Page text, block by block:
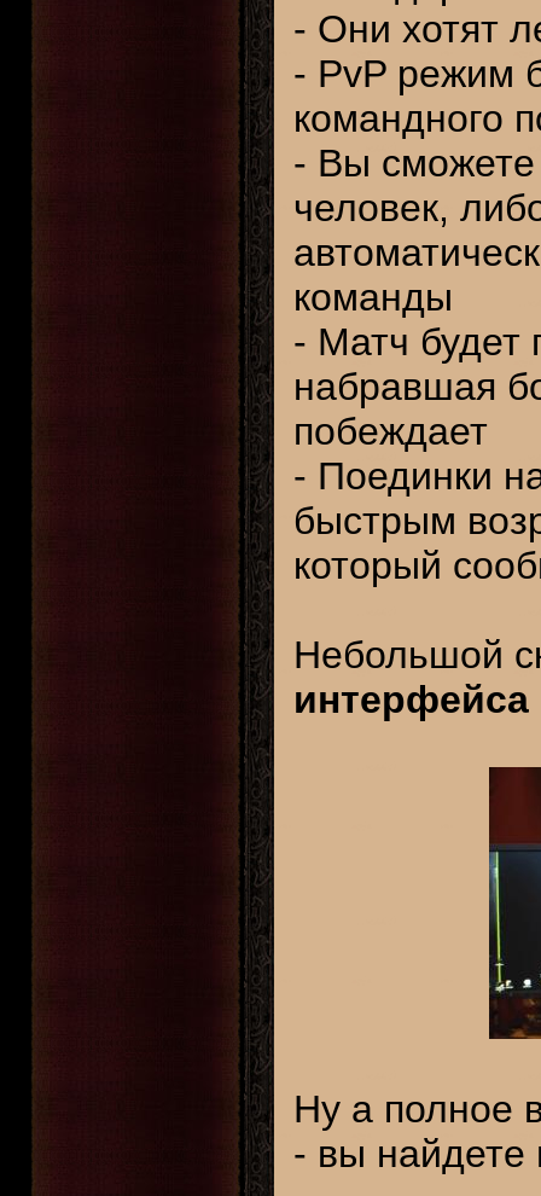
- Они хотят
- PvP режим
командного
- Вы
человек,
команды
- Матч будет
набравшая
побеждает
- Поединки
быстрым
который
Небольшой
интерфейса
Ну а полное
- вы найдете